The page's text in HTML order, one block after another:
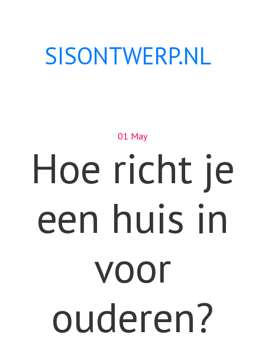
SISONTWERP.NL
01 May
Hoe richt je
een huis in
voor
ouderen?